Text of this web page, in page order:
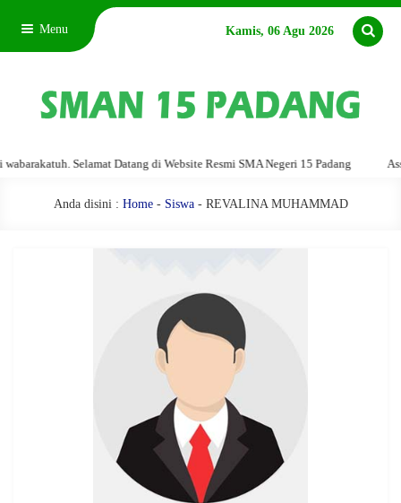
Menu Kamis, 06 Agu 2026
Selamat Datang di Website Resmi SMA Negeri 15 Padang
Anda disini : Home- Siswa- REVALINA MUHAMMAD